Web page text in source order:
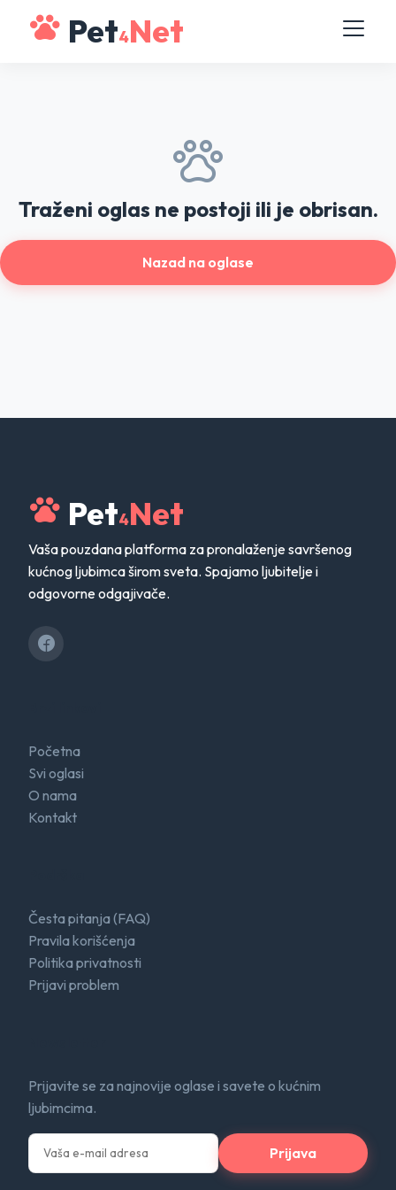
Pet4Net
Traženi oglas ne postoji ili je obrisan.
Nazad na oglase
Pet4Net
Vaša pouzdana platforma za pronalaženje savršenog
kućnog ljubimca širom sveta. Spajamo ljubitelje i
odgovorne odgajivače.
Početna
Svi oglasi
O nama
Kontakt
Česta pitanja (FAQ)
Pravila korišćenja
Politika privatnosti
Prijavi problem
Prijavite se za najnovije oglase i savete o kućnim
ljubimcima.
Prijava